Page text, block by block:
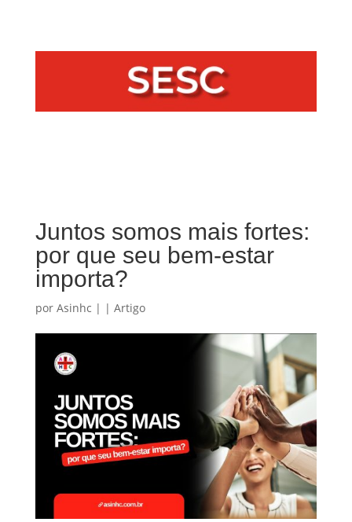
Juntos somos mais fortes:
por que seu bem-estar
importa?
por Asinhc | | Artigo